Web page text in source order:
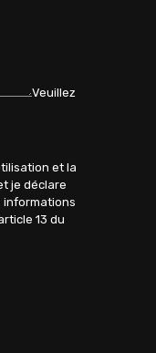
Veuillez
et la
je déclare
informations
13 du